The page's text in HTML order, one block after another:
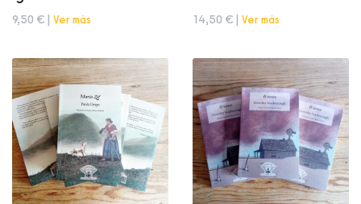
9,50 € | Ver más 14,50 € | Ver más